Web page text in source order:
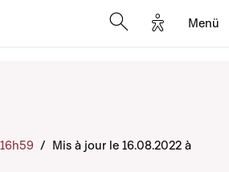
Options
Menü
/ Mis à jour le 16.08.2022 à